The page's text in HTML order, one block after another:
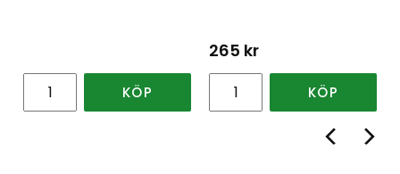
KÖP
265 kr
KÖP